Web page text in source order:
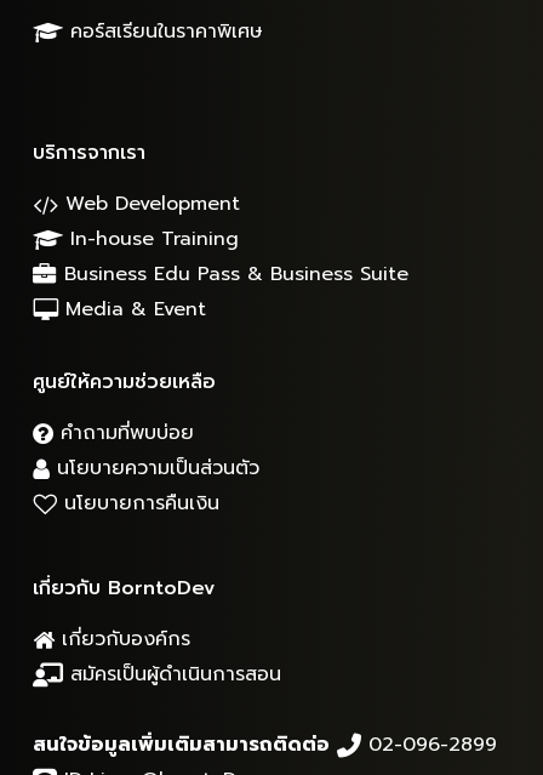
คอร์สเรียนในราคาพิเศษ
บริการจากเรา
Web Development
In-house Training
Business Edu Pass & Business Suite
Media & Event
ศูนย์ให้ความช่วยเหลือ
คำถามที่พบบ่อย
นโยบายความเป็นส่วนตัว
นโยบายการคืนเงิน
เกี่ยวกับ BorntoDev
เกี่ยวกับองค์กร
สมัครเป็นผู้ดำเนินการสอน
สนใจข้อมูลเพิ่มเติมสามารถติดต่อ
02-096-2899